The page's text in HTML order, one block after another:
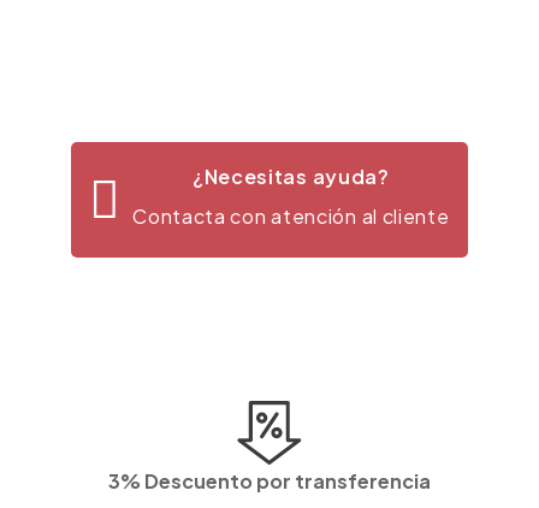
¿Necesitas ayuda?
Contacta con atención al cliente
3% Descuento por transferencia